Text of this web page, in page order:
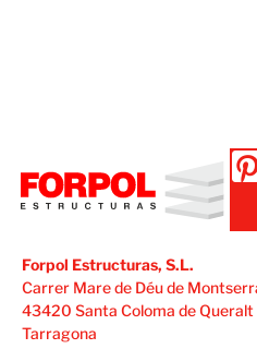
Forpol Estructuras, S.L.
Carrer Mare de Déu de
43420 Santa Coloma de Queralt
Tarragona